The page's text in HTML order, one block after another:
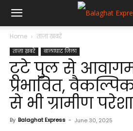
Home ताज़ा ख़बरें
ताज़ा ख़बरें बालाघाट जिला
टूटे पुल से
प्रभावित,
से भी ग्रामीण
By Balaghat Express - June 30, 2025